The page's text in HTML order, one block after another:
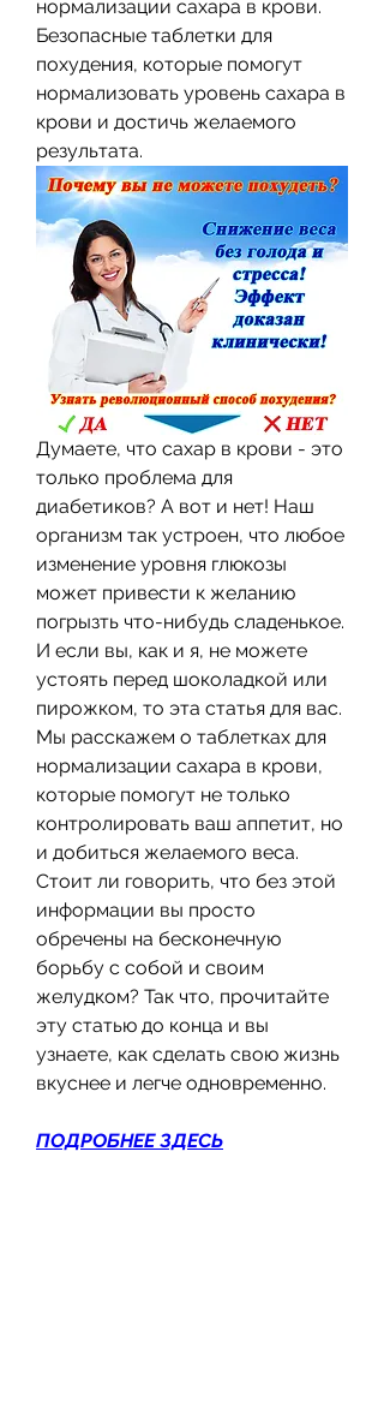
нормализации сахара в крови.
Безопасные таблетки для
похудения, которые помогут
нормализовать уровень сахара в
крови и достичь желаемого
результата.
Думаете, что сахар в крови - это
только проблема для
диабетиков? А вот и нет! Наш
организм так устроен, что любое
изменение уровня глюкозы
может привести к желанию
погрызть что-нибудь сладенькое.
И если вы, как и я, не можете
устоять перед шоколадкой или
пирожком, то эта статья для вас.
Мы расскажем о таблетках для
нормализации сахара в крови,
которые помогут не только
контролировать ваш аппетит, но
и добиться желаемого веса.
Стоит ли говорить, что без этой
информации вы просто
обречены на бесконечную
борьбу с собой и своим
желудком? Так что, прочитайте
эту статью до конца и вы
узнаете, как сделать свою жизнь
вкуснее и легче одновременно.
ПОДРОБНЕЕ ЗДЕСЬ